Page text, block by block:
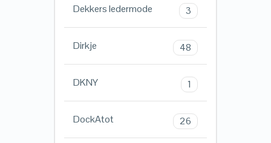
Dekkers ledermode 3
Dirkje 48
DKNY 1
DockAtot 26